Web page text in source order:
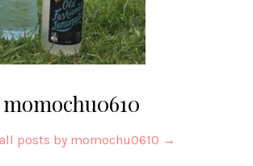
momochu0610
all posts by momochu0610 →